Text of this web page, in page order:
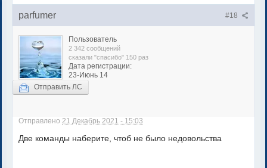
#18
parfumer
Пользователь
2 342 сообщений
сказали "спасибо" 150 раз
Дата регистрации:
23-Июнь 14
Отправить ЛС
Отправлено21 Декабрь 2021 - 15:03
Две команды наберите, чтоб не было недовольства